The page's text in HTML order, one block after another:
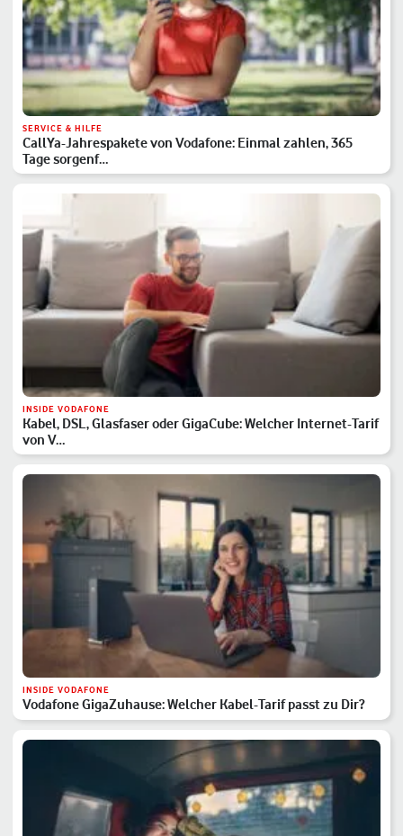
SERVICE & HILFE
CallYa-Jahrespakete von Vodafone: Einmal zahlen, 365
Tage sorgenf…
INSIDE VODAFONE
Kabel, DSL, Glasfaser oder GigaCube: Welcher Internet-Tarif
von V…
INSIDE VODAFONE
Vodafone GigaZuhause: Welcher Kabel-Tarif passt zu Dir?